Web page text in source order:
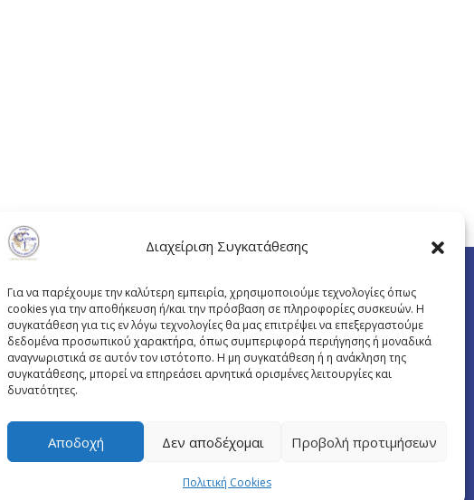
Διαχείριση Συγκατάθεσης
Για να παρέχουμε την καλύτερη εμπειρία, χρησιμοποιούμε τεχνολογίες όπως
cookies για την αποθήκευση ή/και την πρόσβαση σε πληροφορίες συσκευών. Η
συγκατάθεση για τις εν λόγω τεχνολογίες θα μας επιτρέψει να επεξεργαστούμε
δεδομένα προσωπικού χαρακτήρα, όπως συμπεριφορά περιήγησης ή μοναδικά
αναγνωριστικά σε αυτόν τον ιστότοπο. Η μη συγκατάθεση ή η ανάκληση της
συγκατάθεσης, μπορεί να επηρεάσει αρνητικά ορισμένες λειτουργίες και
δυνατότητες.
Αποδοχή Δεν αποδέχομαι Προβολή προτιμήσεων
Πολιτική Cookies